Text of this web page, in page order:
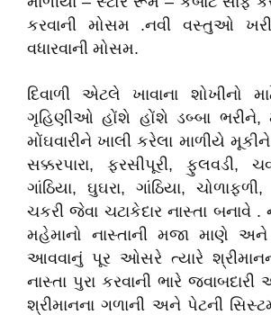
કરવાની મોસમ .નવી વસ્તુઓ
વધારવાની મોસમ.
દિવાળી એટલે ખાવાના શોખીનો
ગૃહિણીઓ હોંશે હોંશે ડબ્બા ભરીને,
મોંઘવારીને ખાલી કરેલા માળીયે
સક્કરપારા, ફરસીપૂરી, ફુલવડી,
ગાંઠિયા, ઘુઘરા, ગાંઠિયા,
ચકરી જેવા ચટાકેદાર નાસ્તા બનાવે .
મહેમાનો નાસ્તાની મજા માણે
આવવાનું પૂર ઓસરે ત્યારે
નાસ્તા પુરા કરવાની ભારે
શ્રીમાનના ગળાની અને પેટની